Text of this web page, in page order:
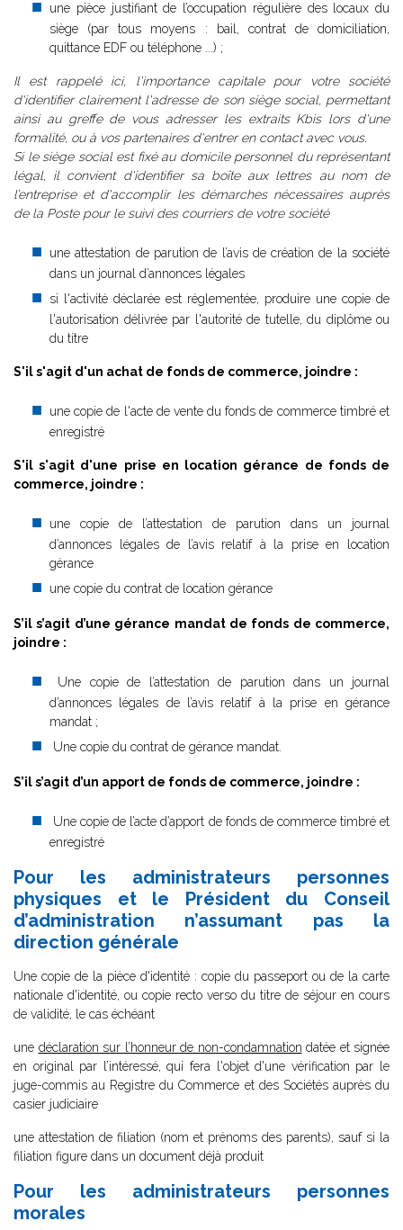
une pièce justifiant de l’occupation régulière des locaux du
siège (par tous moyens : bail, contrat de domiciliation,
quittance EDF ou téléphone ...) ;
Il est rappelé ici, l'importance capitale pour votre société
d'identifier clairement l'adresse de son siège social, permettant
ainsi au greffe de vous adresser les extraits Kbis lors d'une
formalité, ou à vos partenaires d'entrer en contact avec vous.
Si le siège social est fixé au domicile personnel du représentant
légal, il convient d'identifier sa boîte aux lettres au nom de
l’entreprise et d'accomplir les démarches nécessaires auprès
de la Poste pour le suivi des courriers de votre société
une attestation de parution de l’avis de création de la société
dans un journal d’annonces légales
si l'activité déclarée est réglementée, produire une copie de
l'autorisation délivrée par l'autorité de tutelle, du diplôme ou
du titre
S'il s'agit d'un achat de fonds de commerce, joindre :
une copie de l'acte de vente du fonds de commerce timbré et
enregistré
S'il s'agit d'une prise en location gérance de fonds de
commerce, joindre :
une copie de l’attestation de parution dans un journal
d’annonces légales de l’avis relatif à la prise en location
gérance
une copie du contrat de location gérance
S’il s’agit d’une gérance mandat de fonds de commerce,
joindre :
Une copie de l’attestation de parution dans un journal
d’annonces légales de l’avis relatif à la prise en gérance
mandat ;
Une copie du contrat de gérance mandat.
S’il s’agit d’un apport de fonds de commerce, joindre :
Une copie de l’acte d’apport de fonds de commerce timbré et
enregistré
Pour les administrateurs personnes
physiques et le Président du Conseil
d’administration n’assumant pas la
direction générale
Une copie de la pièce d'identité : copie du passeport ou de la carte
nationale d'identité, ou copie recto verso du titre de séjour en cours
de validité, le cas échéant
une déclaration sur l’honneur de non-condamnation datée et signée
en original par l’intéressé, qui fera l'objet d'une vérification par le
juge-commis au Registre du Commerce et des Sociétés auprès du
casier judiciaire
une attestation de filiation (nom et prénoms des parents), sauf si la
filiation figure dans un document déjà produit
Pour les administrateurs personnes
morales